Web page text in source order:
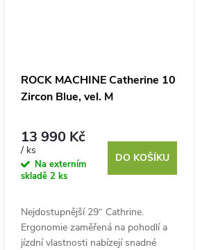
ROCK MACHINE Catherine 10
Zircon Blue, vel. M
13 990 Kč
/ ks
Na externím
skladě 2 ks
DO KOŠÍKU
Nejdostupnější 29“ Cathrine.
Ergonomie zaměřená na pohodlí a
jízdní vlastnosti nabízejí snadné